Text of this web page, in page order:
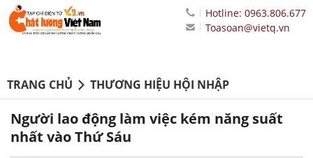
Hotline: 0963.806.677
Toasoan@vietq.vn
TRANG CHỦ THƯƠNG HIỆU HỘI NHẬP
Người lao động làm việc kém năng suất
nhất vào Thứ Sáu